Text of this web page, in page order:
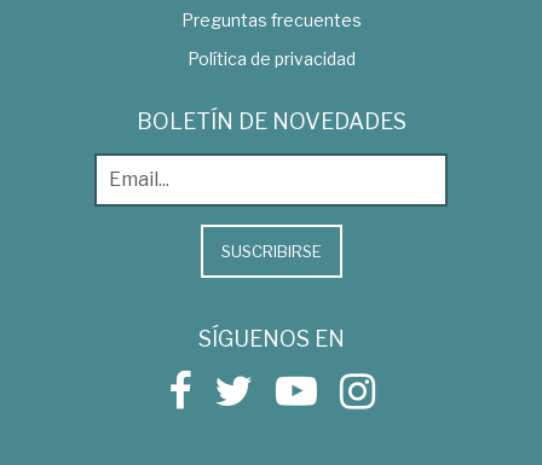
Preguntas frecuentes
Política de privacidad
BOLETÍN DE NOVEDADES
SUSCRIBIRSE
SÍGUENOS EN